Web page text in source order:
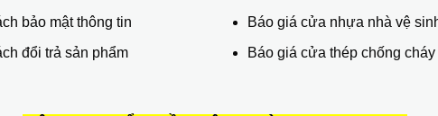
bảo mật thông tin
đổi trả sản phẩm
Báo giá cửa nhựa nhà vệ
Báo giá cửa thép chống cháy